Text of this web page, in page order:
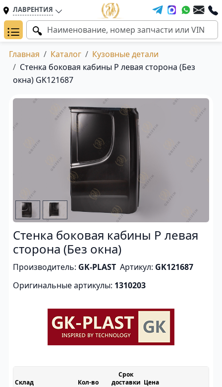
ЛАВРЕНТИЯ
Главная Каталог
Кузовные детали
Стенка боковая кабины P левая сторона (Без
окна) GK121687
Стенка боковая кабины P левая
сторона (Без окна)
Производитель: GK-PLAST Артикул: GK121687
Оригинальные артикулы: 1310203
Склад
Срок
доставки Цена